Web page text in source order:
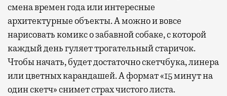
смена времен года или интересные
архитектурные объекты. А можно и вовсе
нарисовать комикс о забавной собаке, с которой
каждый день гуляет трогательный старичок.
Чтобы начать, будет достаточно скетчбука, линера
или цветных карандашей. А формат «15 минут на
один скетч» снимет страх чистого листа.